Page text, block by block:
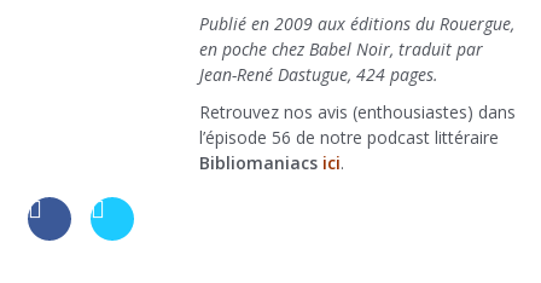
Publié en 2009 aux éditions du Rouergue,
en poche chez Babel Noir, traduit par
Jean-René Dastugue, 424 pages.
Retrouvez nos avis (enthousiastes) dans
l’épisode 56 de notre podcast littéraire
Bibliomaniacs ici.